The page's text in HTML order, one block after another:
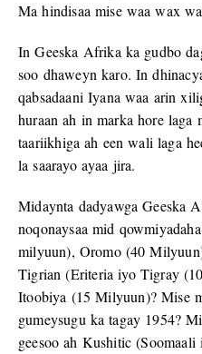
Ma hindisaa mise waa wax
In Geeska Afrika ka gudbo
soo dhaweyn karo. In
qabsadaani Iyana waa arin
huraan ah in marka hore laga
taariikhiga ah een wali laga
la saarayo ayaa jira.
Midaynta dadyawga Geeska
noqonaysaa mid
milyuun), Oromo (40
Tigrian (Eriteria iyo Tigray
Itoobiya (15 Milyuun)? Mise
gumeysugu ka tagay 1954?
geesoo ah Kushitic